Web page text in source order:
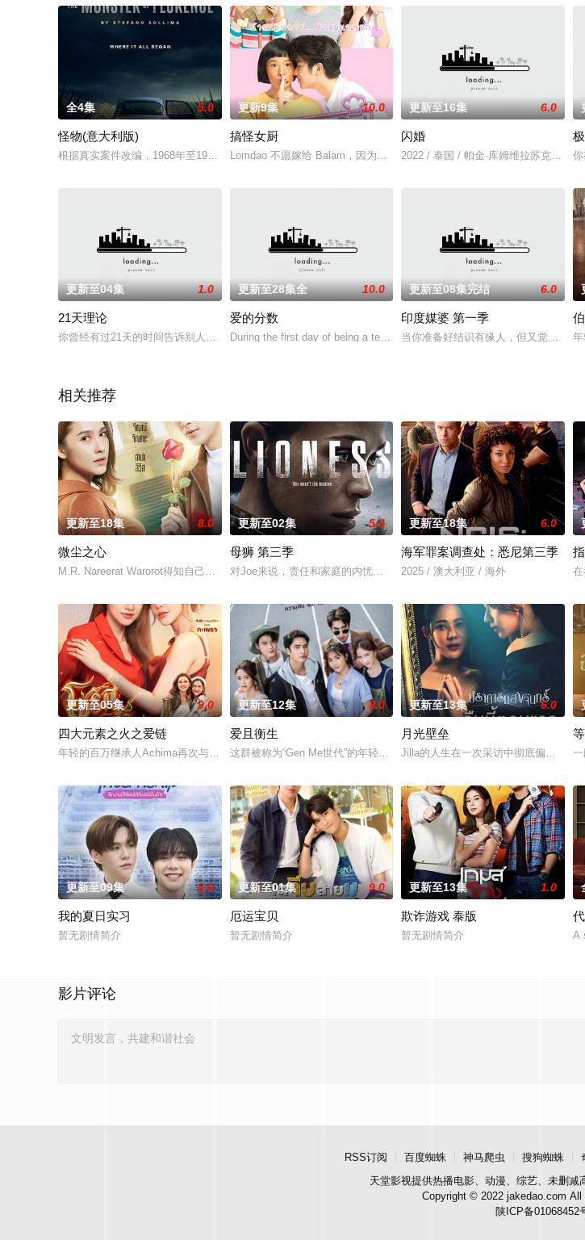
全4集 5.0
怪物(意大利版)
根据真实案件改编，1968年至1985年间，活跃在佛罗伦萨的连环杀手杀害了14名受害者，受害者通常是在郊外发
更新9集 10.0
搞怪女厨
Lomdao 不愿嫁给 Balam，因为她从未见过，也不知道他是什么样的人。为
更新至16集 6.0
闪婚
2022 / 泰国 / 帕金·库姆维拉苏克,丰迪
更新至04集 1.0
21天理论
你曾经有过21天的时间告诉别人你爱他们吗？根据某人暗恋的真实故事改编
更新至28集全 10.0
爱的分数
During the first day of being a teacher, Kumarika (Aom Sushar Mana
更新至08集完结 6.0
印度媒婆 第一季
当你准备好结识有缘人，但又觉得约
相关推荐
更新至18集 8.0
微尘之心
M.R. Nareerat Warorot得知自己被许配给父亲好友的儿子——蒙昭Athitat Narangkul。起初她激烈反对这
更新至02集 5.0
母狮 第三季
对Joe来说，责任和家庭的内忧外患愈演愈烈，未知的阴谋萦绕。
更新至18集 6.0
海军罪案调查处：悉尼第三季
2025 / 澳大利亚 / 海外
更新至05集 9.0
四大元素之火之爱链
年轻的百万继承人Achima再次与童年时期的死敌Kaprao相逢。在两人的关系中，一方如同炽热的火焰，另一方如
更新至12集 8.0
爱且衡生
这群被称为“Gen Me世代”的年轻人，在爱情与梦想中跌跌撞撞地学习成人
更新至13集 6.0
月光壁垒
Jilla的人生在一次采访中彻底偏离了轨
更新至09集 8.0
我的夏日实习
暂无剧情简介
更新至01集 9.0
厄运宝贝
暂无剧情简介
更新至13集 1.0
欺诈游戏 泰版
暂无剧情简介 A
影片评论
RSS订阅 百度蜘蛛 神马爬虫 搜狗蜘蛛
天堂影视提供热播电影、动漫、综艺、未删减
Copyright © 2022 jakedao.com All
陕ICP备01068452